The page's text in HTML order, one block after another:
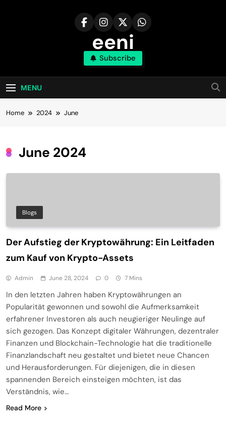
eeni
Subscribe
MENU
Home 2024 June
June 2024
Blogs
Der Aufstieg der Kryptowährung: Ein Leitfaden
zum Kauf von Krypto-Assets
Admin June 28, 2024 0 7 Mins
In den letzten Jahren haben Kryptowährungen an
Popularität gewonnen und sowohl die Aufmerksamkeit
erfahrener Investoren als auch neugieriger Neulinge auf
sich gezogen. Das Konzept digitaler Währungen, dezentraler
Finanzen und Blockchain-Technologie hat die traditionelle
Finanzlandschaft neu gestaltet und bietet neue Chancen
und Herausforderungen. Für diejenigen, die in diesen
spannenden Bereich einsteigen möchten, ist das
Verständnis, wie…
Read More